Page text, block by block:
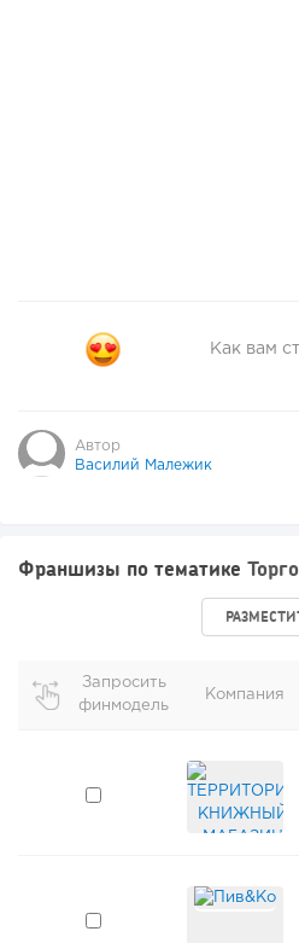
Как вам
Автор
Василий Малежик
Франшизы по тематике
Запросить
финмодель
Компания